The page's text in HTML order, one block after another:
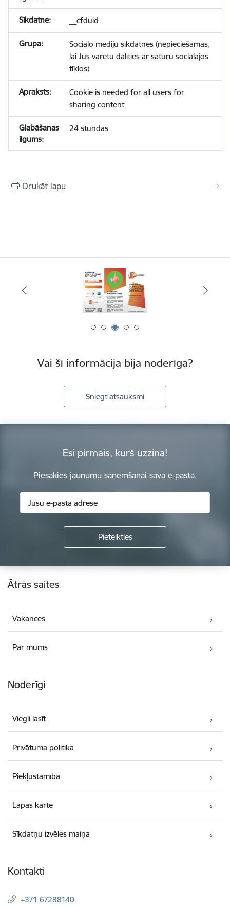
__cfduid
Sociālo mediju sīkdatnes (nepieciešamas,
lai Jūs varētu dalīties ar saturu sociālajos
tīklos)
Cookie is needed for all users for
sharing content
24 stundas
Drukāt lapu
Vai šī informācija bija noderīga?
Sniegt atsauksmi
Esi pirmais, kurš uzzina!
Piesakies jaunumu saņemšanai savā e-pastā.
Kājene
Ātrās saites
Vakances
Par mums
Noderīgi
Viegli lasīt
Privātuma politika
Piekļūstamība
Lapas karte
Sīkdatņu izvēles maiņa
Kontakti
+371 67288140